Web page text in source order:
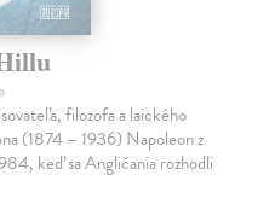
filozofa a laického
(1874 – 1936) Napoleon z
keď sa Angličania rozhodli